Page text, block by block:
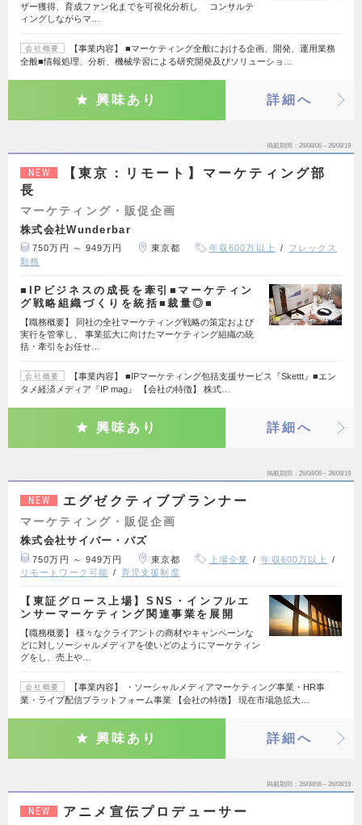
ザー獲得、育成ファン化までを可視化分析し コンサルテ
ィングしながらマ…
会社概要
【事業内容】 ■マーケティング全般における企画、開発、運用業務
全般■情報処理、分析、機械学習による研究開発及びソリューショ…
興味あり 詳細へ
掲載期間 26/08/06～26/08/19
NEW
【東京：リモート】マーケティング部
長
マーケティング・販促企画
株式会社Wunderbar
750万円 ～ 949万円 東京都 年収600万以上
フレックス
勤務
■IPビジネスの成長を牽引■マーケティン
グ戦略組織づくりを統括■裁量◎■
【職務概要】 同社の全社マーケティング戦略の策定および
実行を管掌し、 事業拡大に向けたマーケティング組織の統
括・牽引をお任せ…
会社概要
【事業内容】 ■IPマーケティング包括支援サービス『Skettt』■エン
タメ経済メディア『IP mag』 【会社の特徴】 株式…
興味あり 詳細へ
掲載期間 26/08/06～26/08/19
NEW エグゼクティブプランナー
マーケティング・販促企画
株式会社サイバー・バズ
750万円 ～ 949万円 東京都 上場企業
年収600万以上
リモートワーク可能
育児支援制度
【東証グロース上場】SNS・インフルエ
ンサーマーケティング関連事業を展開
【職務概要】 様々なクライアントの商材やキャンペーンな
どに対しソーシャルメディアを使いどのようにマーケティン
グをし、売上や…
会社概要
【事業内容】 ・ソーシャルメディアマーケティング事業・HR事
業・ライブ配信プラットフォーム事業 【会社の特徴】 現在市場急拡大…
興味あり 詳細へ
掲載期間 26/08/06～26/08/19
NEW アニメ宣伝プロデューサー